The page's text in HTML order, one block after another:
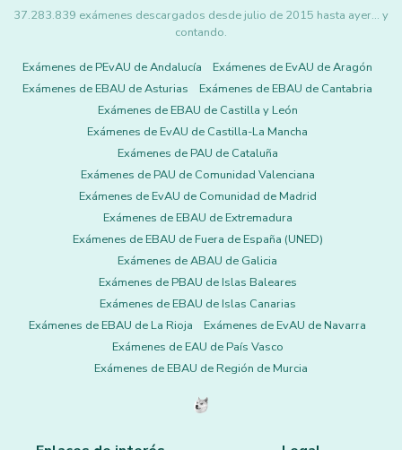
37.283.839 exámenes descargados desde julio de 2015 hasta ayer... y
contando.
Exámenes de PEvAU de Andalucía
Exámenes de EvAU de Aragón
Exámenes de EBAU de Asturias
Exámenes de EBAU de Cantabria
Exámenes de EBAU de Castilla y León
Exámenes de EvAU de Castilla-La Mancha
Exámenes de PAU de Cataluña
Exámenes de PAU de Comunidad Valenciana
Exámenes de EvAU de Comunidad de Madrid
Exámenes de EBAU de Extremadura
Exámenes de EBAU de Fuera de España (UNED)
Exámenes de ABAU de Galicia
Exámenes de PBAU de Islas Baleares
Exámenes de EBAU de Islas Canarias
Exámenes de EBAU de La Rioja
Exámenes de EvAU de Navarra
Exámenes de EAU de País Vasco
Exámenes de EBAU de Región de Murcia